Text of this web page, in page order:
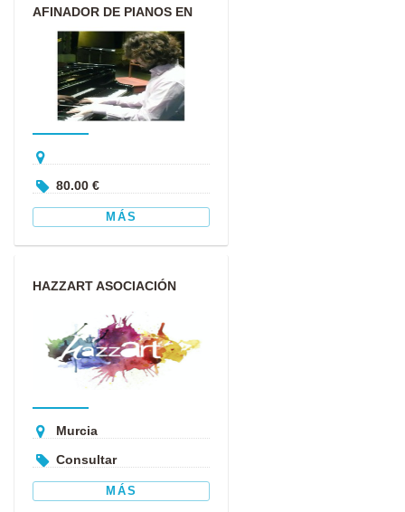
AFINADOR DE PIANOS EN
ASTURIAS
80.00 €
MÁS
HAZZART ASOCIACIÓN
Murcia
Consultar
MÁS